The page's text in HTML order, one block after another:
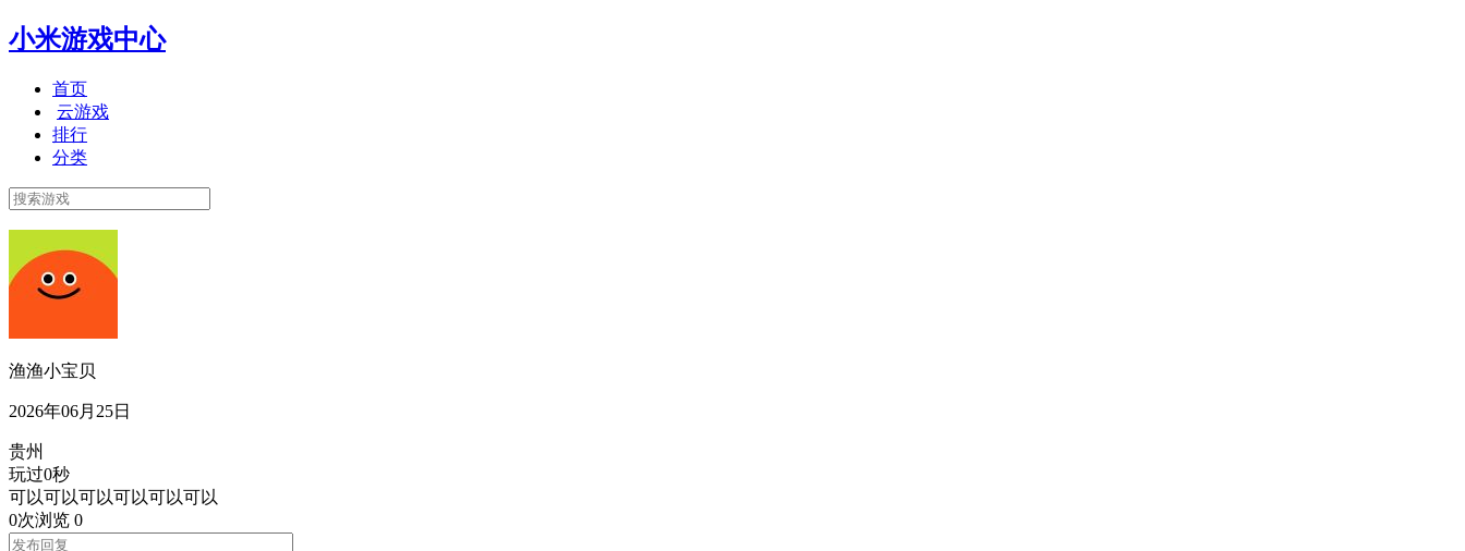
小米游戏中心
首页
云游戏
排行
分类
渔渔小宝贝
2026年06月25日
贵州
玩过0秒
可以可以可以可以可以可以
0次浏览 0